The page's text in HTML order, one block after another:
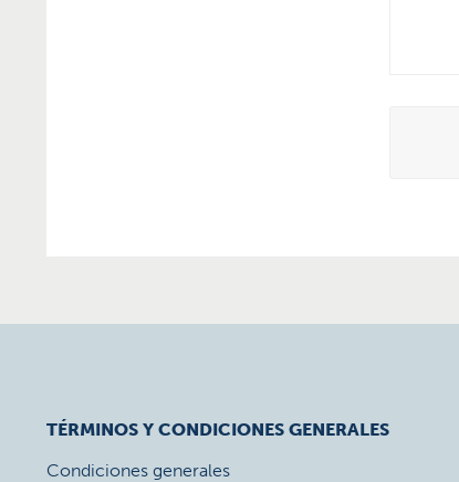
TÉRMINOS Y CONDICIONES GENERALES
Condiciones generales